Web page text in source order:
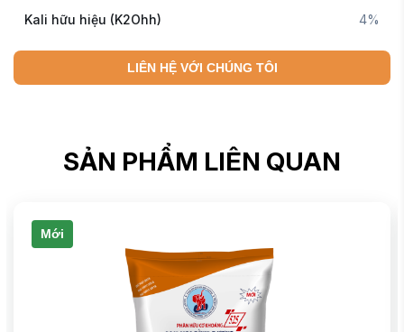
Kali hữu hiệu (K2Ohh) 4%
LIÊN HỆ VỚI CHÚNG TÔI
SẢN PHẨM LIÊN QUAN
Mới